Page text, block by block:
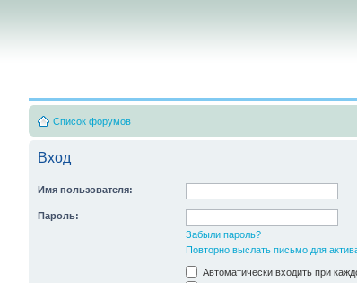
Список форумов
Вход
Имя пользователя:
Пароль:
Забыли пароль?
Повторно выслать письмо для
Автоматически входить при